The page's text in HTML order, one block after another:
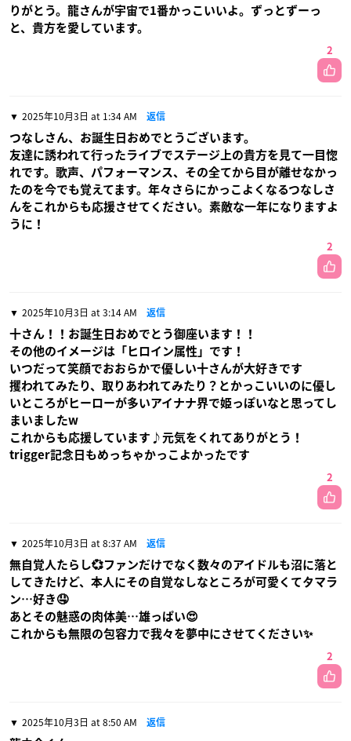
りがとう。龍さんが宇宙で1番かっこいいよ。ずっとずーっ
と、貴方を愛しています。
2
2025年10月3日 at 1:34 AM 返信
つなしさん、お誕生日おめでとうございます。
友達に誘われて行ったライブでステージ上の貴方を見て一目惚
れです。歌声、パフォーマンス、その全てから目が離せなかっ
たのを今でも覚えてます。年々さらにかっこよくなるつなしさ
んをこれからも応援させてください。素敵な一年になりますよ
うに！
2
2025年10月3日 at 3:14 AM 返信
十さん！！お誕生日おめでとう御座います！！
その他のイメージは「ヒロイン属性」です！
いつだって笑顔でおおらかで優しい十さんが大好きです
攫われてみたり、取りあわれてみたり？とかっこいいのに優し
いところがヒーローが多いアイナナ界で姫っぽいなと思ってし
まいましたw
これからも応援しています♪元気をくれてありがとう！
trigger記念日もめっちゃかっこよかったです
2
2025年10月3日 at 8:37 AM 返信
無自覚人たらし💞ファンだけでなく数々のアイドルも沼に落と
してきたけど、本人にその自覚なしなところが可愛くてタマラ
ン…好き🤤
あとその魅惑の肉体美…雄っぱい😍
これからも無限の包容力で我々を夢中にさせてください✨
2
2025年10月3日 at 8:50 AM 返信